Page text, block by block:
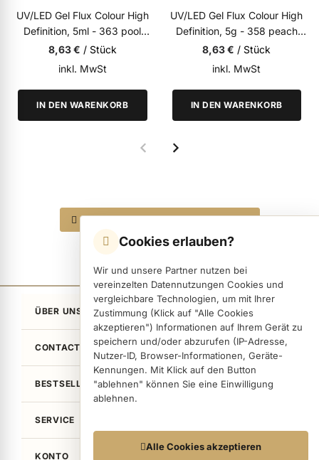
Cookies erlauben?
Wir und unsere Partner nutzen bei
vereinzelten Datennutzungen Cookies und
vergleichbare Technologien, um mit Ihrer
Zustimmung (Klick auf "Alle Cookies
akzeptieren") Informationen auf Ihrem Gerät zu
speichern und/oder abzurufen (IP-Adresse,
Nutzer-ID, Browser-Informationen, Geräte-
Kennungen. Mit Klick auf den Button
"ablehnen" können Sie eine Einwilligung
ablehnen.
DatennutzungenAlle Cookies akzeptieren
Acryl anzeigen
Hygiene anzeigen
Skintrix anzeigen
Hand- & Körperpflege anzeigen
Füße & Zehenringe anzeigen
Beauty Accessoires anzeigen
UV/LED
UV/LED Gel Flux Colour High
Definition, 5ml - 363 pool
party
8,63 € / Stück
inkl. MwSt
IN DEN WARENKORB
UV/LED
UV/LED Gel Flux Colour High
Definition, 5g - 358 peach
beach
8,63 € / Stück
inkl. MwSt
IN DEN WARENKORB
Alle 5 Produkte in den Warenkorb
ÜBER UNS
CONTACT
BESTSELLER
SERVICE
KONTO